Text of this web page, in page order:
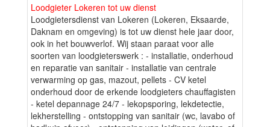
Loodgieter Lokeren tot uw dienst
Loodgietersdienst van Lokeren (Lokeren, Eksaarde,
Daknam en omgeving) is tot uw dienst hele jaar door,
ook in het bouwverlof. Wij staan paraat voor alle
soorten van loodgieterswerk : - installatie, onderhoud
en reparatie van sanitair - installatie van centrale
verwarming op gas, mazout, pellets - CV ketel
onderhoud door de erkende loodgieters chauffagisten
- ketel depannage 24/7 - lekopsporing, lekdetectie,
lekherstelling - ontstopping van sanitair (wc, lavabo of